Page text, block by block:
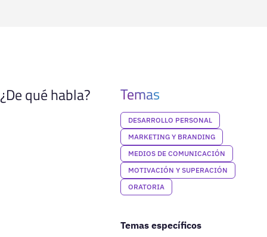
¿De qué habla? Temas
DESARROLLO PERSONAL
MARKETING Y BRANDING
MEDIOS DE COMUNICACIÓN
MOTIVACIÓN Y SUPERACIÓN
ORATORIA
Temas específicos